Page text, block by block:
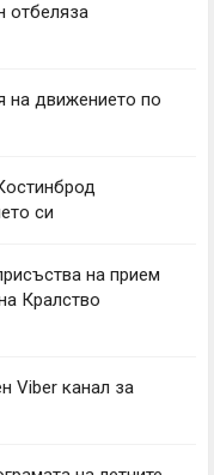
отбеляза
на движението по
си
на прием
Кралство
Viber канал за